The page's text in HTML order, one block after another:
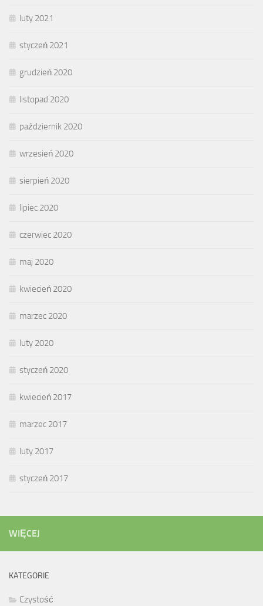
luty 2021
styczeń 2021
grudzień 2020
listopad 2020
październik 2020
wrzesień 2020
sierpień 2020
lipiec 2020
czerwiec 2020
maj 2020
kwiecień 2020
marzec 2020
luty 2020
styczeń 2020
kwiecień 2017
marzec 2017
luty 2017
styczeń 2017
WIĘCEJ
KATEGORIE
Czystość